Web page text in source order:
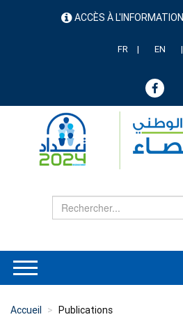
menu ACCÈS À L'INFORMATION
FR EN
Accueil Publications